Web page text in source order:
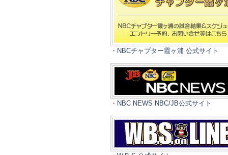
・NBCチャプター霞ヶ浦 公式サイト
・NBC NEWS NBC/JB公式サイト